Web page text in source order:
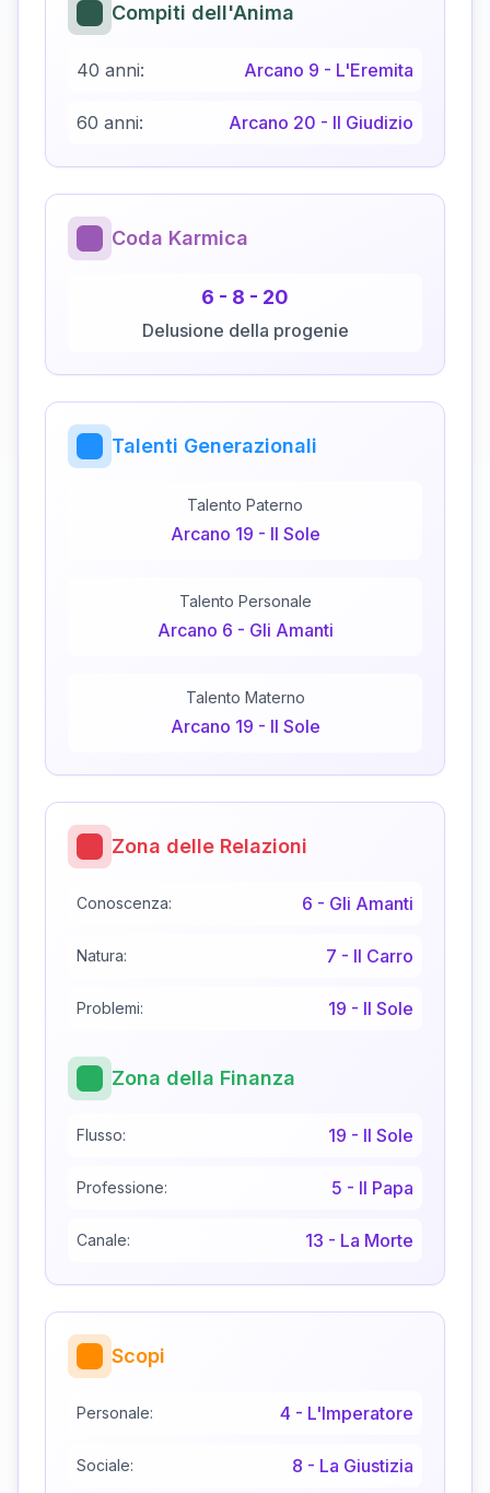
Compiti dell'Anima
40 anni: Arcano 9 - L'Eremita
60 anni: Arcano 20 - Il Giudizio
Coda Karmica
6 - 8 - 20
Delusione della progenie
Talenti Generazionali
Talento Paterno
Arcano 19 - Il Sole
Talento Personale
Arcano 6 - Gli Amanti
Talento Materno
Arcano 19 - Il Sole
Zona delle Relazioni
Conoscenza: 6 - Gli Amanti
Natura: 7 - Il Carro
Problemi: 19 - Il Sole
Zona della Finanza
Flusso: 19 - Il Sole
Professione: 5 - Il Papa
Canale: 13 - La Morte
Scopi
Personale: 4 - L'Imperatore
Sociale: 8 - La Giustizia